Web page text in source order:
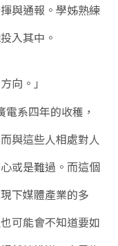
與通報。學姊熟練
入其中。
向。 」
系四年的收穫，
與這些人相處對人
或是難過。而這個
下媒體產業的多
可能會不知道要如